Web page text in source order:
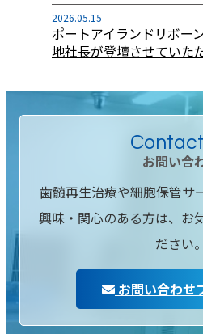
2026.05.15
ポートアイランドリボー
地社長が登壇させていた
お問い合
歯髄再生治療や細胞保管サ
興味・関心のある方は、お
ださい。
お問い合わせ